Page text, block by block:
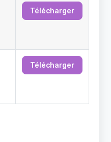
Télécharger
Télécharger